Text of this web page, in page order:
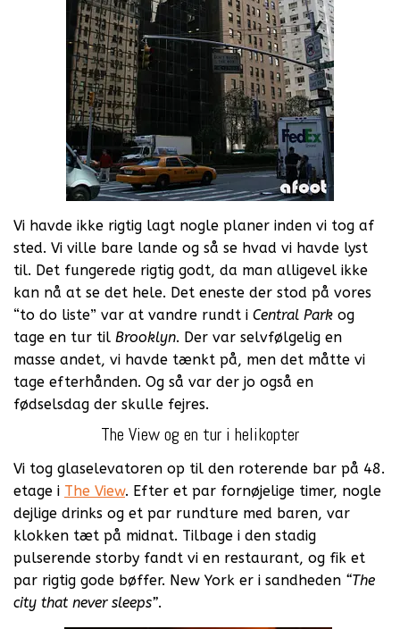
Vi havde ikke rigtig lagt nogle planer inden vi tog af
sted. Vi ville bare lande og så se hvad vi havde lyst
til. Det fungerede rigtig godt, da man alligevel ikke
kan nå at se det hele. Det eneste der stod på vores
“to do liste” var at vandre rundt i Central Park og
tage en tur til Brooklyn. Der var selvfølgelig en
masse andet, vi havde tænkt på, men det måtte vi
tage efterhånden. Og så var der jo også en
fødselsdag der skulle fejres.
The View og en tur i helikopter
Vi tog glaselevatoren op til den roterende bar på 48.
etage i The View. Efter et par fornøjelige timer, nogle
dejlige drinks og et par rundture med baren, var
klokken tæt på midnat. Tilbage i den stadig
pulserende storby fandt vi en restaurant, og fik et
par rigtig gode bøffer. New York er i sandheden “The
city that never sleeps”.